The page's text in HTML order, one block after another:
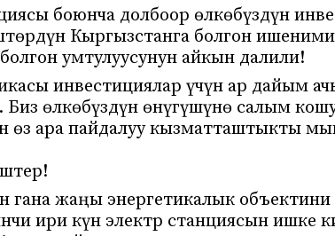
боюнча долбоор өлкөбүздүн
Кыргызстанга болгон
умтулуусунун айкын далили!
инвестициялар үчүн ар дайым
Биз өлкөбүздүн өнүгүшүнө салым
өз ара пайдалуу кызматташтыкты
гана жаңы энергетикалык
ири күн электр станциясын ишке